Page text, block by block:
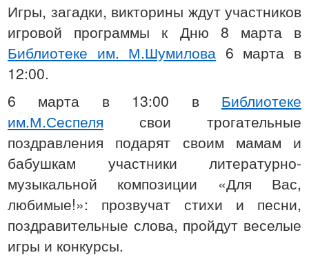
Игры, загадки, викторины ждут участников
игровой программы к Дню 8 марта в
Библиотеке им. М.Шумилова 6 марта в
12:00.
6 марта в 13:00 в Библиотеке
им.М.Сеспеля свои трогательные
поздравления подарят своим мамам и
бабушкам участники литературно-
музыкальной композиции «Для Вас,
любимые!»: прозвучат стихи и песни,
поздравительные слова, пройдут веселые
игры и конкурсы.